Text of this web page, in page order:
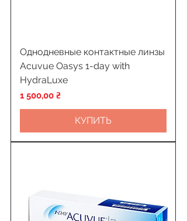
Однодневные контактные линзы
Acuvue Oasys 1-day with
HydraLuxe
Цена
1 500,00 ₴
КУПИТЬ